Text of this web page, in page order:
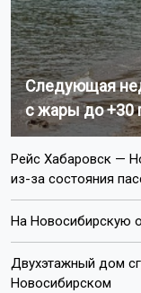
Следующая
с жары до +30
Рейс Хабаровск —
из-за состояния
На Новосибирскую
Двухэтажный дом
Новосибирском